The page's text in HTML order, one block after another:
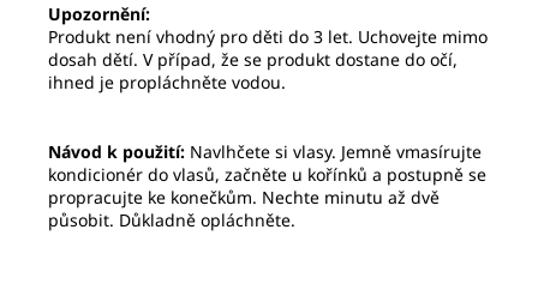
Upozornění:
Produkt není vhodný pro děti do 3 let. Uchovejte mimo
dosah dětí. V případ, že se produkt dostane do očí,
ihned je propláchněte vodou.
Návod k použití: Navlhčete si vlasy. Jemně vmasírujte
kondicionér do vlasů, začněte u kořínků a postupně se
propracujte ke konečkům. Nechte minutu až dvě
působit. Důkladně opláchněte.